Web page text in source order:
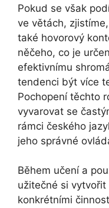
Pokud se však
ve větách,
také hovorový
něčeho, co je
efektivnímu
tendenci být více
Pochopení těchto
vyvarovat se
rámci českého
jeho správné
Během učení a
užitečné si
konkrétními